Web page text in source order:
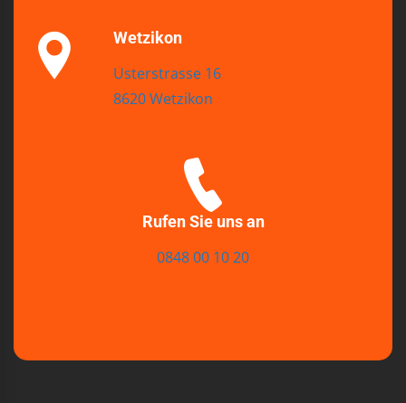
Wetzikon
Usterstrasse 16
8620 Wetzikon
Rufen Sie uns an
0848 00 10 20